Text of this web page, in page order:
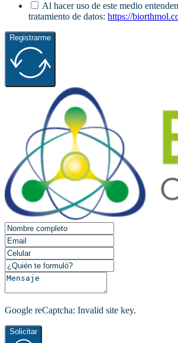
Al hacer uso de este medio
tratamiento de datos: https://
Registrarme
Google reCaptcha: Invalid site key.
Solicitar